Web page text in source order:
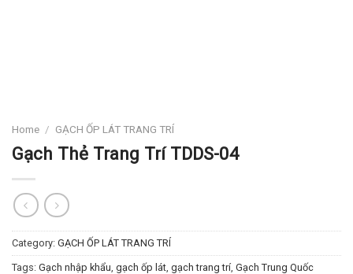
Home / GẠCH ỐP LÁT TRANG TRÍ
Gạch Thẻ Trang Trí TDDS-04
Category: GẠCH ỐP LÁT TRANG TRÍ
Tags: Gạch nhập khẩu gạch ốp lát gạch trang trí Gạch Trung Quốc